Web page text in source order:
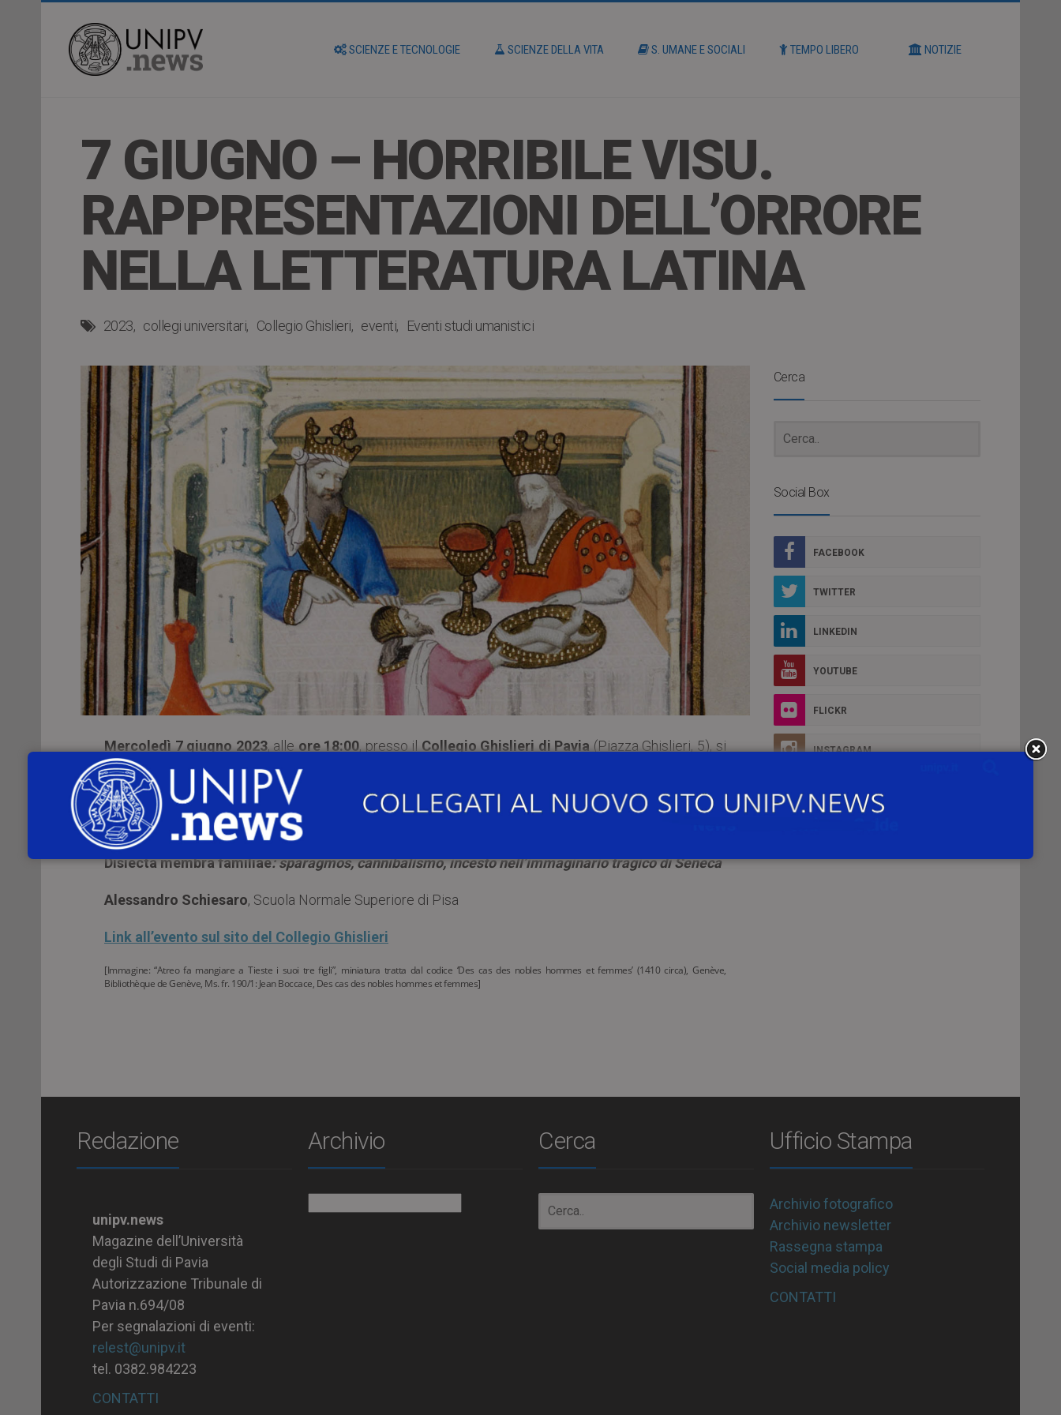
SCIENZE E TECNOLOGIE SCIENZE DELLA VITA S. UMANE E SOCIALI TEMPO LIBERO NOTIZIE
7 GIUGNO – HORRIBILE VISU.
RAPPRESENTAZIONI DELL’ORRORE
NELLA LETTERATURA LATINA
2023 collegi universitari Collegio Ghislieri eventi Eventi studi umanistici
Mercoledì 7 giugno 2023, alle ore 18:00, presso il Collegio Ghislieri di Pavia (Piazza Ghislieri, 5), si
terrà il settimo incontro del ciclo
latina”.
L’appuntamento con:
Disiecta membra familiae: sparagmos, cannibalismo, incesto nell’immaginario tragico di Seneca
Alessandro Schiesaro, Scuola Normale Superiore di Pisa
Link all’evento sul sito del Collegio Ghislieri
[Immagine: “Atreo fa mangiare a Tieste i suoi tre figli”, miniatura tratta dal codice ‘Des cas des nobles hommes et femmes’ (1410 circa), Genève,
Bibliothèque de Genève, Ms. fr. 190/1: Jean Boccace, Des cas des nobles hommes et femmes]
Cerca
Social Box
FACEBOOK
TWITTER
LINKEDIN
YOUTUBE
FLICKR
INSTAGRAM
Redazione
unipv.news
Magazine dell’Università
degli Studi di Pavia
Autorizzazione Tribunale di
Pavia n.694/08
Per segnalazioni di eventi:
relest@unipv.it
tel. 0382.984223
CONTATTI
Archivio Cerca Ufficio Stampa
Archivio fotografico
Archivio newsletter
Rassegna stampa
Social media policy
CONTATTI